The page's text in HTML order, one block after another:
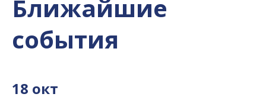
Ближайшие
события
18 окт